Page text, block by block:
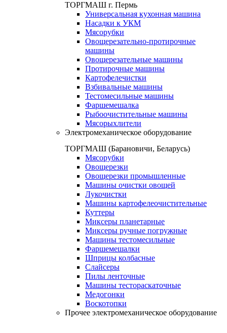
ТОРГМАШ г. Пермь
Универсальная кухонная машина
Насадки к УКМ
Мясорубки
Овощерезательно-протирочные
машины
Овощерезательные машины
Протирочные машины
Картофелечистки
Взбивальные машины
Тестомесильные машины
Фаршемешалка
Рыбоочистительные машины
Мясорыхлители
Электромеханическое оборудование
ТОРГМАШ (Барановичи, Беларусь)
Мясорубки
Овощерезки
Овощерезки промышленные
Машины очистки овощей
Лукочистки
Машины картофелеочистительные
Куттеры
Миксеры планетарные
Миксеры ручные погружные
Машины тестомесильные
Фаршемешалки
Шприцы колбасные
Слайсеры
Пилы ленточные
Машины тестораскаточные
Медогонки
Воскотопки
Прочее электромеханическое оборудование